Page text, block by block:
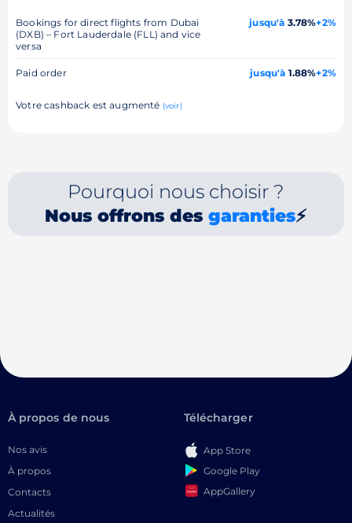
Bookings for direct flights from Dubai
(DXB) – Fort Lauderdale (FLL) and vice
versa
jusqu'à 3.78%+2%
Paid order jusqu'à 1.88%+2%
Votre cashback est augmenté (voir)
Pourquoi nous choisir ?
Nous offrons desgaranties⚡
À propos de nous
Nos avis
À propos
Contacts
Actualités
Télécharger
App Store
Google Play
AppGallery